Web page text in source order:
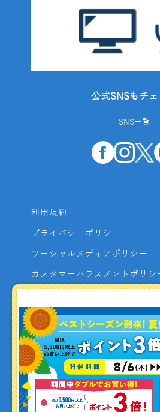
公式SNSもチェ
SNS一覧
利用規約
プライバシーポリシー
ソーシャルメディアポリシー
カスタマーハラスメントポリシ
よくあるご質問
お問い合わせ
利用者資金の保全方法